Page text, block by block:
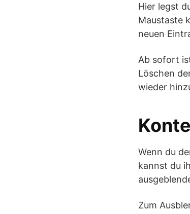
Hier legst
Maustaste
neuen
Ab sofort
Löschen
wieder
Wenn du
kannst du
Zum